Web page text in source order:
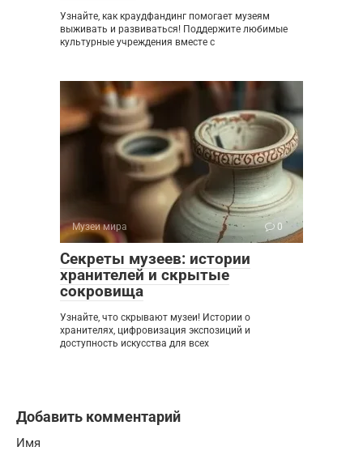
Узнайте, как краудфандинг помогает музеям
выживать и развиваться! Поддержите любимые
культурные учреждения вместе с
Музеи мира 0
Секреты музеев: истории
хранителей и скрытые
сокровища
Узнайте, что скрывают музеи! Истории о
хранителях, цифровизация экспозиций и
доступность искусства для всех
Добавить комментарий
Имя